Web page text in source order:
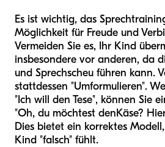
Es ist wichtig, das
Möglichkeit für Freude und
Vermeiden Sie es, Ihr Kind
insbesondere vor anderen, da
und Sprechscheu führen kann.
stattdessen "Umformulieren".
"Ich will den Tese", können Sie
"Oh, du möchtest denKäse?
Dies bietet ein korrektes
Kind "falsch" fühlt.